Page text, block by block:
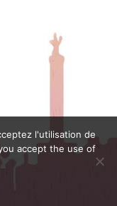
l'utilisation de
accept the use of